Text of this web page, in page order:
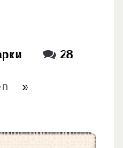
28
»